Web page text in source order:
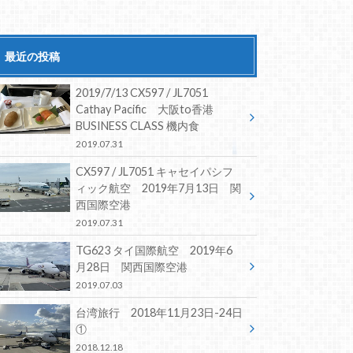
最近の投稿
2019/7/13 CX597 / JL7051
Cathay Pacific 大阪to香港
BUSINESS CLASS 機内食
2019.07.31
CX597 / JL7051 キャセイパシフ
ィック航空 2019年7月13日 関
西国際空港
2019.07.31
TG623 タイ国際航空 2019年6
月28日 関西国際空港
2019.07.03
台湾旅行 2018年11月23日-24日
①
2018.12.18